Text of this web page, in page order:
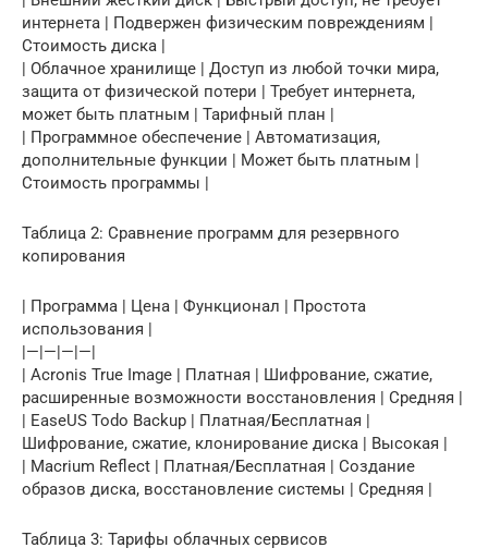
интернета | Подвержен физическим повреждениям |
Стоимость диска |
| Облачное хранилище | Доступ из любой точки мира,
защита от физической потери | Требует интернета,
может быть платным | Тарифный план |
| Программное обеспечение | Автоматизация,
дополнительные функции | Может быть платным |
Стоимость программы |
Таблица 2: Сравнение программ для резервного
копирования
| Программа | Цена | Функционал | Простота
использования |
|—|—|—|—|
| Acronis True Image | Платная | Шифрование, сжатие,
расширенные возможности восстановления | Средняя |
| EaseUS Todo Backup | Платная/Бесплатная |
Шифрование, сжатие, клонирование диска | Высокая |
| Macrium Reflect | Платная/Бесплатная | Создание
образов диска, восстановление системы | Средняя |
Таблица 3: Тарифы облачных сервисов